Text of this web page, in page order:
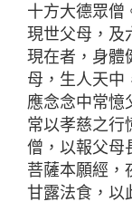
十方大德眾僧
現世父母，及
現在者，身體
母，生人天中
應念念中常憶
常以孝慈之行
僧，以報父母
菩薩本願經，
甘露法食，以